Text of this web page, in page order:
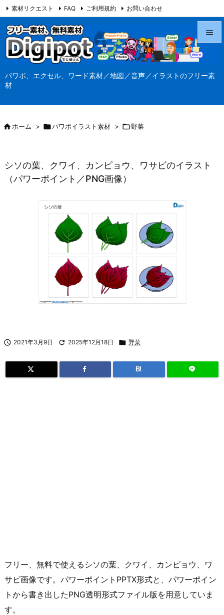
パワポ、エクセル、ワード素材／地図／音声／イラストのフリー素
材



検索
素材リクエスト FAQ ご利用規約 お問い合わせ
当サイト（Digipot.net）について
ホーム > パワポイラスト素材 > 野菜
シソの葉、クワイ、カンピョウ、ワサビのイラスト
（パワーポイント／PNG画像）
 2021年3月9日  2025年12月18日  野菜
B!
フリー、無料で使えるシソの葉、クワイ、カンピョウ、ワ
サビ画像です。パワーポイントPPTX形式と、パワーポイン
トから書き出したPNG透明形式ファイル版を用意していま
す。